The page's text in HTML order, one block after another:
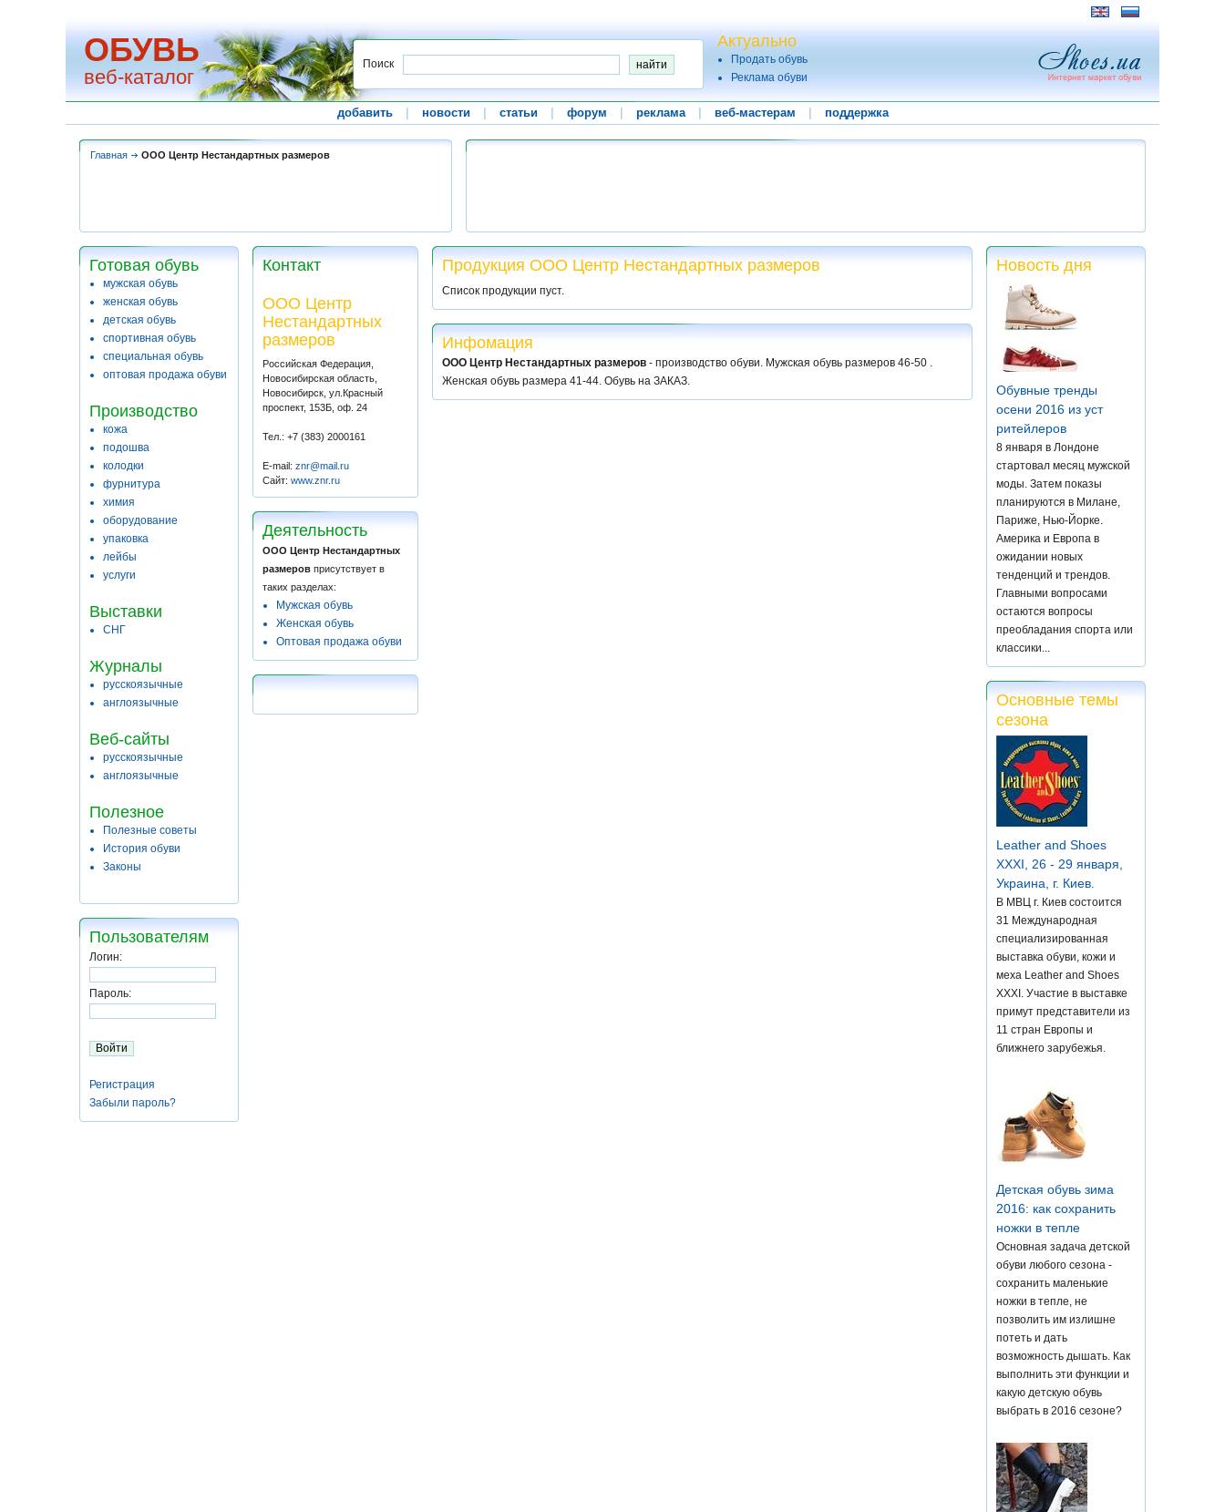
ОБУВЬ
веб-каталог
Поиск
Актуально
Продать обувь
Реклама обуви
добавить новости статьи форум реклама веб-мастерам поддержка
Главная ООО Центр Нестандартных размеров
Готовая обувь
мужская обувь
женская обувь
детская обувь
спортивная обувь
специальная обувь
оптовая продажа обуви
Производство
кожа
подошва
колодки
фурнитура
химия
оборудование
упаковка
лейбы
услуги
Выставки
СНГ
Журналы
русскоязычные
англоязычные
Веб-сайты
русскоязычные
англоязычные
Полезное
Полезные советы
История обуви
Законы
Пользователям
Логин:
Пароль:
Регистрация
Забыли пароль?
Контакт
ООО Центр
Нестандартных
размеров
Российская Федерация,
Новосибирская область,
Новосибирск, ул.Красный
проспект, 153Б, оф. 24
Тел.: +7 (383) 2000161
E-mail: znr@mail.ru
Сайт: www.znr.ru
Деятельность
ООО Центр Нестандартных
размеров присутствует в
таких разделах:
Мужская обувь
Женская обувь
Оптовая продажа обуви
Продукция ООО Центр Нестандартных размеров
Список продукции пуст.
Инфомация
ООО Центр Нестандартных размеров - производство обуви. Мужская обувь размеров 46-50 .
Женская обувь размера 41-44. Обувь на ЗАКАЗ.
Новость дня
Обувные тренды
осени 2016 из уст
ритейлеров
8 января в Лондоне
стартовал месяц мужской
моды. Затем показы
планируются в Милане,
Париже, Нью-Йорке.
Америка и Европа в
ожидании новых
тенденций и трендов.
Главными вопросами
остаются вопросы
преобладания спорта или
классики...
Основные темы
сезона
Leather and Shoes
XXXI, 26 - 29 января,
Украина, г. Киев.
В МВЦ г. Киев состоится
31 Международная
специализированная
выставка обуви, кожи и
меха Leather and Shoes
XXXI. Участие в выставке
примут представители из
11 стран Европы и
ближнего зарубежья.
Детская обувь зима
2016: как сохранить
ножки в тепле
Основная задача детской
обуви любого сезона -
сохранить маленькие
ножки в тепле, не
позволить им излишне
потеть и дать
возможность дышать. Как
выполнить эти функции и
какую детскую обувь
выбрать в 2016 сезоне?